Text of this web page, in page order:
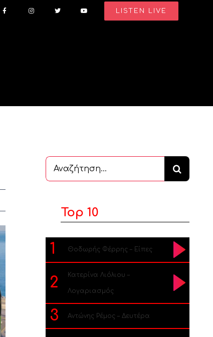
LISTEN LIVE
Αναζήτηση
...
Top 10
1 Θοδωρής Φέρρης – Είπες
2 Κατερίνα Λιόλιου –
Λογαριασμός
3 Αντώνης Ρέμος – Δευτέρα